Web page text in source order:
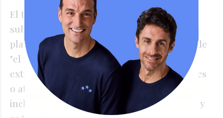
El tercer nivel corresponde a las
subcomunidades radicalizadas: espacios en
plataformas como Discord o Telegram donde
"el material que se intercambia es
extremadamente violento, donde los ataques
o atentados son abiertamente celebrados e
incluso donde se incentiva a cometer otros y